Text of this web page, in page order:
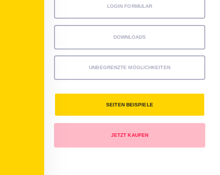
LOGIN FORMULAR
DOWNLOADS
UNBEGRENZTE MÖGLICHKEITEN
SEITEN BEISPIELE
JETZT KAUFEN